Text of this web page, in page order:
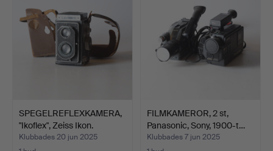
SPEGELREFLEXKAMERA,
"Ikoflex", Zeiss Ikon.
Klubbades 20 jun 2025
FILMKAMEROR, 2 st,
Panasonic, Sony, 1900-t…
Klubbades 7 jun 2025